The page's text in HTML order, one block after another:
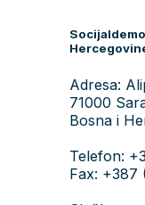
Adresa:
71000
Bosna i
Telefon:
Fax: +387